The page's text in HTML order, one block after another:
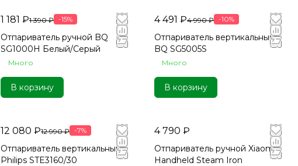
1 181 ₽1 390 ₽ -15%
Отпариватель ручной BQ
SG1000H Белый/Серый
Много
В корзину
4 491 ₽4 990 ₽ -10%
Отпариватель вертикальный
BQ SG5005S
Много
В корзину
12 080 ₽12 990 ₽ -7%
Отпариватель вертикальный
Philips STE3160/30
4 790 ₽
Отпариватель ручной Xiaomi
Handheld Steam Iron